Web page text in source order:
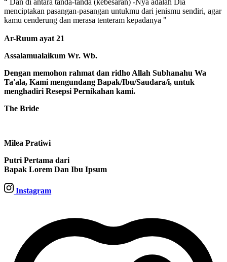
“ Dan di antara tanda-tanda (kebesaran) -Nya adalah Dia
menciptakan pasangan-pasangan untukmu dari jenismu sendiri, agar
kamu cenderung dan merasa tenteram kepadanya "
Ar-Ruum ayat 21
Assalamualaikum Wr. Wb.
Dengan memohon rahmat dan ridho Allah Subhanahu Wa
Ta'ala, Kami mengundang Bapak/Ibu/Saudara/i, untuk
menghadiri Resepsi Pernikahan kami.
The Bride
Milea Pratiwi
Putri Pertama dari
Bapak Lorem Dan Ibu Ipsum
Instagram